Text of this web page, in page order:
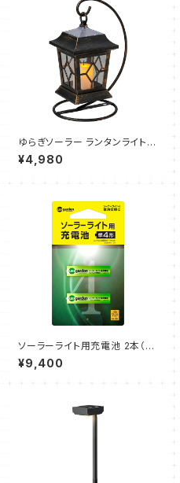
ゆらぎソーラー ランタンライト
ルシア ブラック（1個）タカショー
¥4,980
ソーラーライト用充電池 2本（単
4形）10個セット（タカショー）
¥9,400